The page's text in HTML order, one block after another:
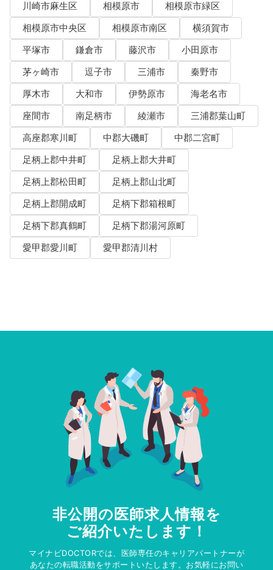
川崎市麻生区
相模原市
相模原市緑区
相模原市中央区
相模原市南区
横須賀市
平塚市
鎌倉市 藤沢市
小田原市
茅ヶ崎市
逗子市 三浦市
秦野市
厚木市
大和市 伊勢原市
海老名市
座間市
南足柄市 綾瀬市
三浦郡葉山町
高座郡寒川町
中郡大磯町
中郡二宮町
足柄上郡中井町
足柄上郡大井町
足柄上郡松田町
足柄上郡山北町
足柄上郡開成町
足柄下郡箱根町
足柄下郡真鶴町
足柄下郡湯河原町
愛甲郡愛川町
愛甲郡清川村
非公開の医師求人情報を
ご紹介いたします！
マイナビDOCTORでは、医師専任のキャリアパートナーが
あなたの転職活動をサポートいたします。お気軽にお問い